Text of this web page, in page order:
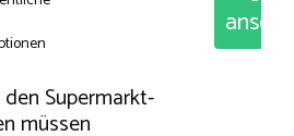
Supermarkt-
müssen